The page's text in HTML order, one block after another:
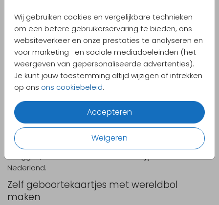
Wij gebruiken cookies en vergelijkbare technieken
om een betere gebruikerservaring te bieden, ons
websiteverkeer en onze prestaties te analyseren en
voor marketing- en sociale mediadoeleinden (het
weergeven van gepersonaliseerde advertenties).
Je kunt jouw toestemming altijd wijzigen of intrekken
op ons ons cookiebeleid.
Accepteren
Weigeren
Wist je dat je zelf silhouetjes kunt zoeken in de
ontwerptool. Wil je bijvoorbeeld een jongetje op de
wereldbol geboortekaart in plaats van een meisje? Kies
een van de silhouetjes en vervang het huidige silhouetje
op de babykaart.
Geboortekaartje met wereldkaart voor
adoptie
Het fijne van geboortekaartjes met wereldbol is dat het
op zo veel situaties van toepassing is. Heb jij een kind
mogen adopteren uit het buitenland? De wereldbol
spreekt voor zich! Je kind heeft een lange reis moeten
Nederland.
Zelf geboortekaartjes met wereldbol
maken